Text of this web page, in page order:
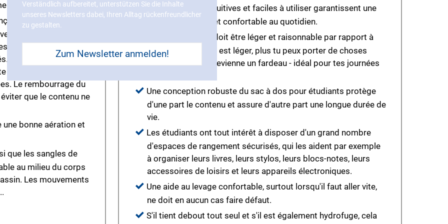
de manière à éviter
et à répartir
le long de la colonne
Le plus de poids
iliaque postérieure),
Le rembourrage du
que le contenu ne
bonne aération et
que les sangles de
au milieu du corps
Les mouvements
Des fermetures intuitives et faciles à utiliser garantissent une
utilisation simple et confortable au quotidien.
Le sac à dos vide doit être léger et raisonnable par rapport à
son volume. Plus il est léger, plus tu peux porter de choses
sans que cela ne devienne un fardeau - idéal pour tes journées
Une conception robuste du sac à dos pour étudiants protège
d'une part le contenu et assure d'autre part une longue durée de
vie.
Les étudiants ont tout intérêt à disposer d'un grand nombre
d'espaces de rangement sécurisés, qui les aident par exemple
à organiser leurs livres, leurs stylos, leurs blocs-notes, leurs
accessoires de loisirs et leurs appareils électroniques.
Une aide au levage confortable, surtout lorsqu'il faut aller vite,
ne doit en aucun cas faire défaut.
S'il tient debout tout seul et s'il est également hydrofuge, cela
Verständlich aufbereitet, unterstützen Sie die Inhalte
unseres Newsletters dabei, Ihren Alltag rückenfreundlicher
zu gestalten.
Zum Newsletter anmelden!